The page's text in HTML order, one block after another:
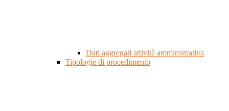
Dati aggregati attività amministrativa
Tipologie di procedimento